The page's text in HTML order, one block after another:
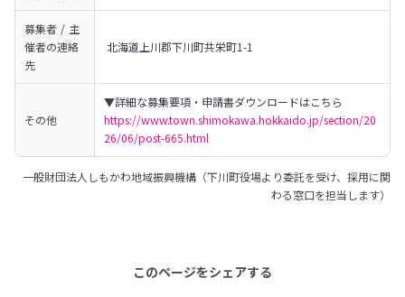
募集者 / 主
催者の連絡
先
北海道上川郡下川町共栄町1-1
その他
https://www.town.shimokawa.hokkaido.jp/section/20
26/06/post-665.html
一般財団法人しもかわ地域振興機構（下川町役場より委託を受け、採用に関
わる窓口を担当します）
このページをシェアする